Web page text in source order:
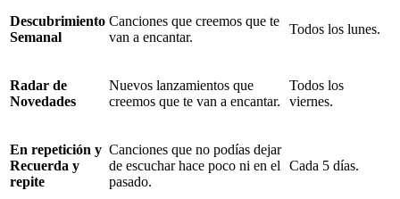
Descubrimiento
Semanal
Canciones que creemos que te
van a encantar.
Todos los lunes.
Radar de
Novedades
Nuevos lanzamientos que
creemos que te van a encantar.
Todos los
viernes.
En repetición y
Recuerda y
repite
Canciones que no podías dejar
de escuchar hace poco ni en el
pasado.
Cada 5 días.